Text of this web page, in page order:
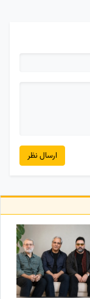
ارسال نظر